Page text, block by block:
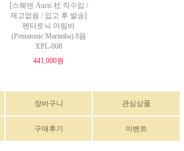
[스웨덴 Auris 社 직수입 /
재고없음 / 입고 후 발송]
펜타토닉 마림바
(Pentatonic Marimba) 8음
XPL-008
441,000원
장바구니 관심상품
구매후기 이벤트